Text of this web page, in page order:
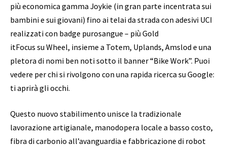
più economica gamma Joykie (in gran parte incentrata sui
bambini e sui giovani) fino ai telai da strada con adesivi UCI
realizzati con badge purosangue – più Gold
itFocus su Wheel, insieme a Totem, Uplands, Amslod e una
pletora di nomi ben noti sotto il banner “Bike Work”. Puoi
vedere per chi si rivolgono con una rapida ricerca su Google:
ti aprirà gli occhi.
Questo nuovo stabilimento unisce la tradizionale
lavorazione artigianale, manodopera locale a basso costo,
fibra di carbonio all’avanguardia e fabbricazione di robot